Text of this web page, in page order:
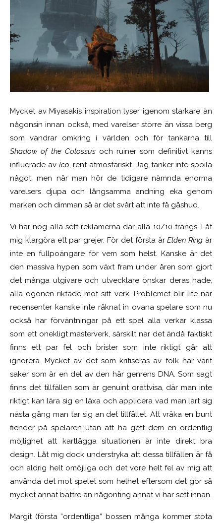
Mycket av Miyasakis inspiration lyser igenom starkare än
någonsin innan också, med varelser större än vissa berg
som vandrar omkring i världen och för tankarna till
Shadow of the Colossus och ruiner som definitivt känns
influerade av Ico, rent atmosfäriskt. Jag tänker inte spoila
något, men när man hör de tidigare nämnda enorma
varelsers djupa och långsamma andning eka genom
marken och dimman så är det svårt att inte få gåshud.
Vi har nog alla sett reklamerna där alla 10/10 trängs. Låt
mig klargöra ett par grejer. För det första ärElden Ring är
inte en fullpoängare för vem som helst. Kanske är det
den massiva hypen som växt fram under åren som gjort
det många utgivare och utvecklare önskar deras hade,
alla ögonen riktade mot sitt verk. Problemet blir lite när
recensenter kanske inte räknat in ovana spelare som nu
också har förväntningar på ett spel alla verkar klassa
som ett onekligt mästerverk, särskilt när det ändå faktiskt
finns ett par fel och brister som inte riktigt går att
ignorera. Mycket av det som kritiseras av folk har varit
saker som är en del av den här genrens DNA. Som sagt
finns det tillfällen som är genuint orättvisa, där man inte
riktigt kan lära sig en läxa och applicera vad man lärt sig
nästa gång man tar sig an det tillfället. Att vräka en bunt
fiender på spelaren utan att ha gett dem en ordentlig
möjlighet att kartlägga situationen är inte direkt bra
design. Låt mig dock understryka att dessa tillfällen är få
och aldrig helt omöjliga och det vore helt fel av mig att
använda det mot spelet som helhet eftersom det gör så
mycket annat bättre än någonting annat vi har sett innan.
Margit (första ”ordentliga” bossen många kommer stöta